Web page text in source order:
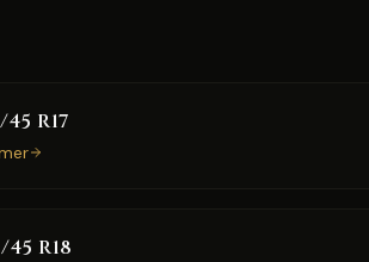
R17
45 R18